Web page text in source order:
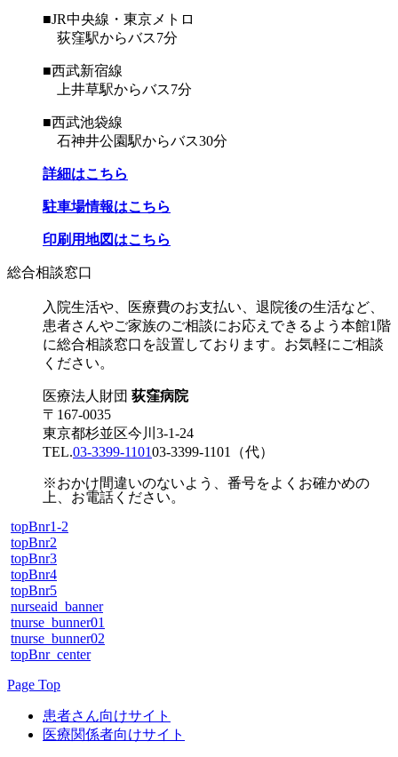
■JR中央線・東京メトロ
荻窪駅からバス7分
■西武新宿線
上井草駅からバス7分
■西武池袋線
石神井公園駅からバス30分
詳細はこちら
駐車場情報はこちら
印刷用地図はこちら
総合相談窓口
入院生活や、医療費のお支払い、退院後の生活など、
患者さんやご家族のご相談にお応えできるよう本館1階
に総合相談窓口を設置しております。お気軽にご相談
ください。
医療法人財団 荻窪病院
〒167-0035
東京都杉並区今川3-1-24
TEL.03-3399-110103-3399-1101 （代）
※おかけ間違いのないよう、番号をよくお確かめの
上、お電話ください。
topBnr1-2
topBnr2
topBnr3
topBnr4
topBnr5
nurseaid_banner
tnurse_bunner01
tnurse_bunner02
topBnr_center
Page Top
患者さん向けサイト
医療関係者向けサイト